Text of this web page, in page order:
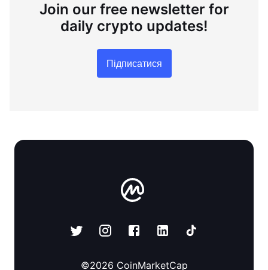
Join our free newsletter for
daily crypto updates!
Підписатися
©2026 CoinMarketCap